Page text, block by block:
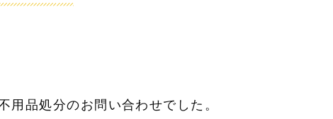
品処分のお問い合わせでした。